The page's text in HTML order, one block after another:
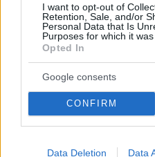
I want to opt-out of
Retention, Sale, and/or
Personal Data that Is
Purposes for which it was
Opted In
Google consents
CONFIRM
Data Deletion Data
Games